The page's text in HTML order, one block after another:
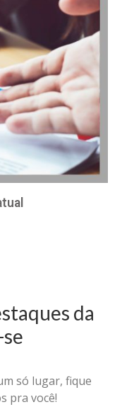
da
só lugar, fique
pra você!